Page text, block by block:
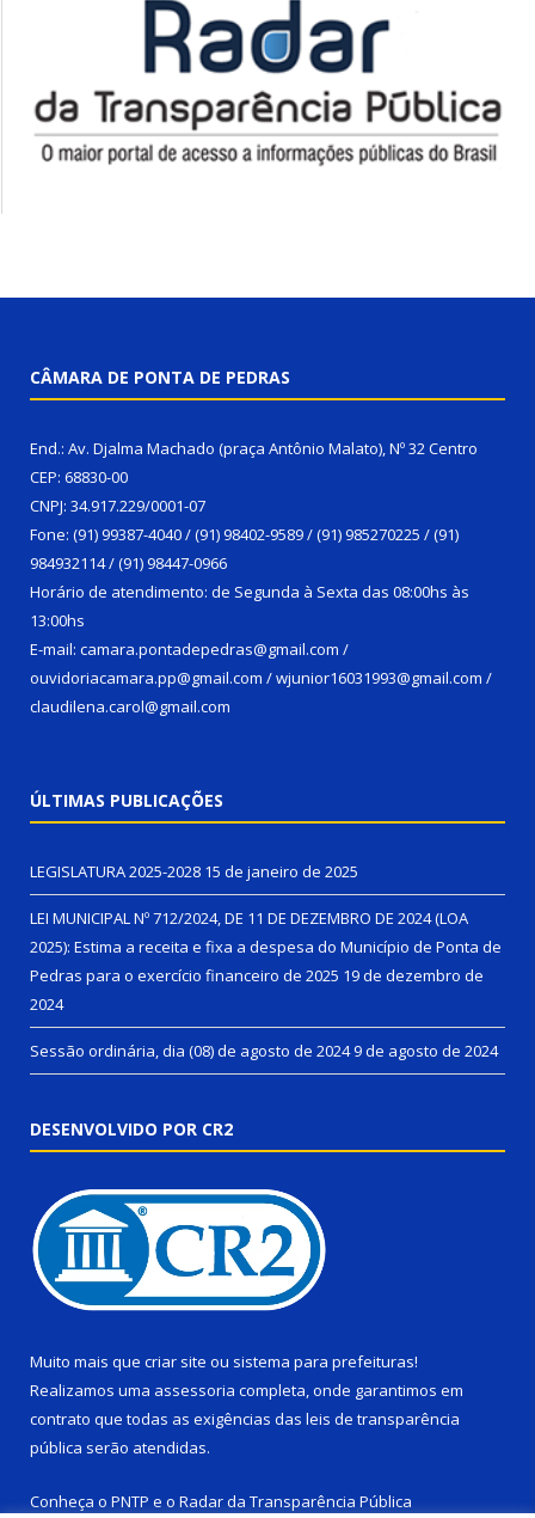
CÂMARA DE PONTA DE PEDRAS
End.: Av. Djalma Machado (praça Antônio Malato), Nº 32 Centro
CEP: 68830-00
CNPJ: 34.917.229/0001-07
Fone: (91) 99387-4040 / (91) 98402-9589 / (91) 985270225 / (91)
984932114 / (91) 98447-0966
Horário de atendimento: de Segunda à Sexta das 08:00hs às
13:00hs
E-mail: camara.pontadepedras@gmail.com /
ouvidoriacamara.pp@gmail.com / wjunior16031993@gmail.com /
claudilena.carol@gmail.com
ÚLTIMAS PUBLICAÇÕES
LEGISLATURA 2025-2028 15 de janeiro de 2025
LEI MUNICIPAL Nº 712/2024, DE 11 DE DEZEMBRO DE 2024 (LOA
2025): Estima a receita e fixa a despesa do Município de Ponta de
Pedras para o exercício financeiro de 2025 19 de dezembro de
2024
Sessão ordinária, dia (08) de agosto de 20249 de agosto de 2024
DESENVOLVIDO POR CR2
Muito mais que criar site ou sistema para prefeituras!
Realizamos uma assessoria completa, onde garantimos em
contrato que todas as exigências das leis de transparência
pública serão atendidas.
Conheça o PNTP e o Radar da Transparência Pública